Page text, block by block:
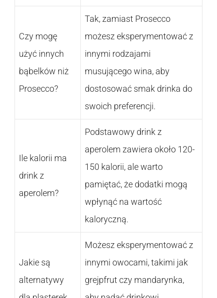
Czy mogę
użyć innych
bąbelków niż
Prosecco?
Tak, zamiast Prosecco
możesz eksperymentować z
innymi rodzajami
musującego wina, aby
dostosować smak drinka do
swoich preferencji.
Ile kalorii ma
drink z
aperolem?
Podstawowy drink z
aperolem zawiera około 120-
150 kalorii, ale warto
pamiętać, że dodatki mogą
wpłynąć na wartość
kaloryczną.
Jakie są
alternatywy
Możesz eksperymentować z
innymi owocami, takimi jak
grejpfrut czy mandarynka,